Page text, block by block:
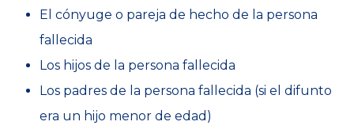
El cónyuge o pareja de hecho de la persona
fallecida
Los hijos de la persona fallecida
Los padres de la persona fallecida (si el difunto
era un hijo menor de edad)